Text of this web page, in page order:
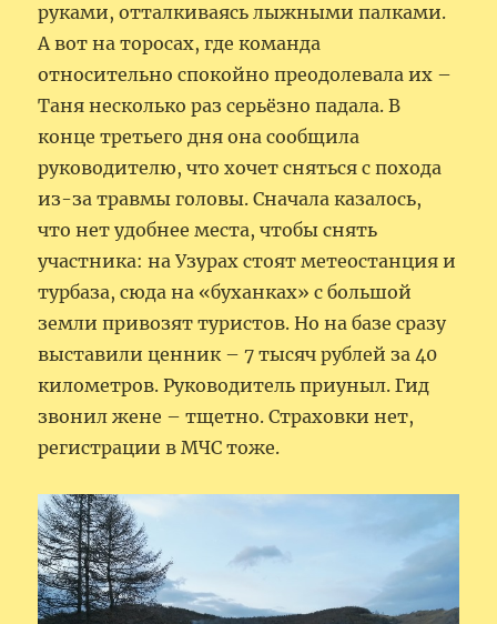
руками, отталкиваясь лыжными палками.
А вот на торосах, где команда
относительно спокойно преодолевала их –
Таня несколько раз серьёзно падала. В
конце третьего дня она сообщила
руководителю, что хочет сняться с похода
из-за травмы головы. Сначала казалось,
что нет удобнее места, чтобы снять
участника: на Узурах стоят метеостанция и
турбаза, сюда на «буханках» с большой
земли привозят туристов. Но на базе сразу
выставили ценник – 7 тысяч рублей за 40
километров. Руководитель приуныл. Гид
звонил жене – тщетно. Страховки нет,
регистрации в МЧС тоже.